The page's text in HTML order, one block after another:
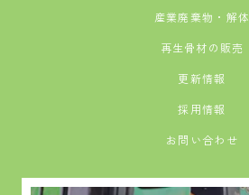
産業廃棄物・解体
再生骨材の販売
更新情報
採用情報
お問い合わせ